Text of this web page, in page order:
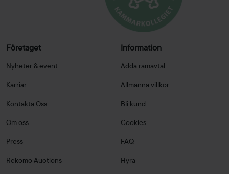
Företaget
Nyheter & event
Karriär
Kontakta Oss
Om oss
Press
Rekomo Auctions
Information
Adda ramavtal
Allmänna villkor
Bli kund
Cookies
FAQ
Hyra